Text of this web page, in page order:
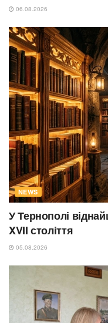
06.08.2026
NEWS
У Тернополі
XVII століття
05.08.2026